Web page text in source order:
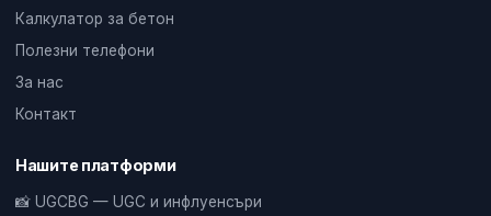
Калкулатор за бетон
Полезни телефони
За нас
Контакт
Нашите платформи
📸 UGCBG — UGC и инфлуенсъри